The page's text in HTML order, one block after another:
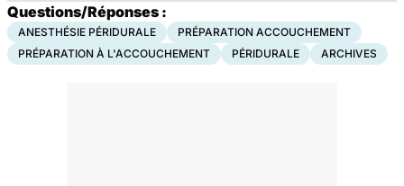
Questions/Réponses :
ANESTHÉSIE PÉRIDURALE
PRÉPARATION ACCOUCHEMENT
PRÉPARATION À L'ACCOUCHEMENT
PÉRIDURALE ARCHIVES